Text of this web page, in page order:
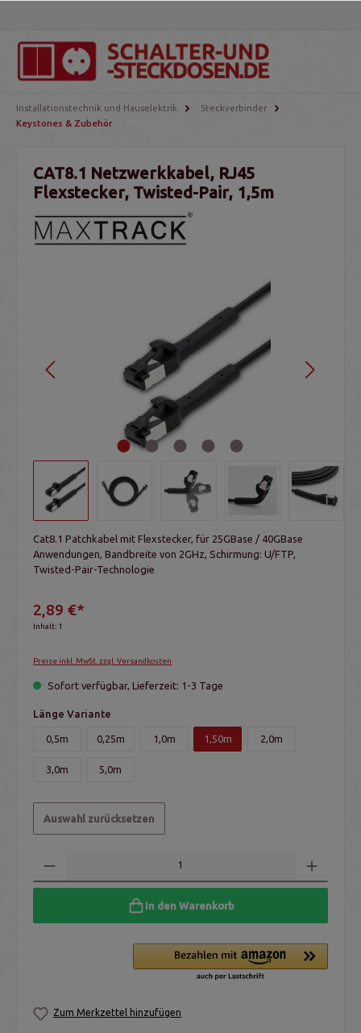
Installationstechnik und Hauselektrik
Steckverbinder
Keystones & Zubehör
CAT8.1 Netzwerkkabel, RJ45
Flexstecker, Twisted-Pair, 1,5m
Cat8.1 Patchkabel mit Flexstecker, für 25GBase / 40GBase
Anwendungen, Bandbreite von 2GHz, Schirmung: U/FTP,
Twisted-Pair-Technologie
2,89 €*
Inhalt: 1
Preise inkl. MwSt. zzgl. Versandkosten
Sofort verfügbar, Lieferzeit: 1-3 Tage
Länge Variante
0,5m 0,25m 1,0m 1,50m 2,0m
3,0m 5,0m
Auswahl zurücksetzen
In den Warenkorb
Zum Merkzettel hinzufügen